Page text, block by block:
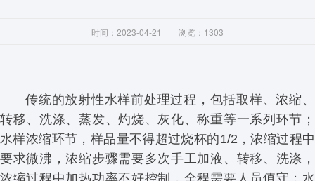
时间：2023-04-21 浏览：1303
传统的放射性水样前处理过程，包括取样、浓缩、
转移、洗涤、蒸发、灼烧、灰化、称重等一系列环节；
水样浓缩环节，样品量不得超过烧杯的1/2，浓缩过程中
要求微沸，浓缩步骤需要多次手工加液、转移、洗涤，
浓缩过程中加热功率不好控制，全程需要人员值守；水